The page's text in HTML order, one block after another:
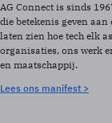
AG Connect is sinds
die betekenis geven
laten zien hoe tech elk
organisaties, ons werk
en maatschappij.
Lees ons manifest >